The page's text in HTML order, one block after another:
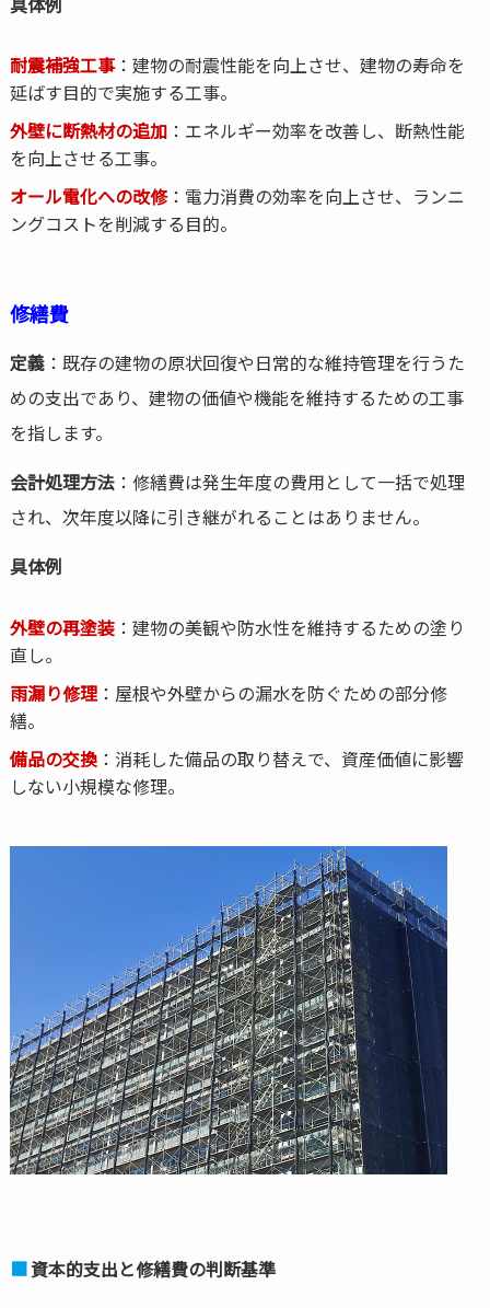
耐震補強工事：建物の耐震性能を向上させ、建物の寿命を
延ばす目的で実施する工事。
外壁に断熱材の追加：エネルギー効率を改善し、断熱性能
を向上させる工事。
オール電化への改修：電力消費の効率を向上させ、ランニ
ングコストを削減する目的。
修繕費
定義：既存の建物の原状回復や日常的な維持管理を行うた
めの支出であり、建物の価値や機能を維持するための工事
を指します。
会計処理方法：修繕費は発生年度の費用として一括で処理
され、次年度以降に引き継がれることはありません。
具体例
外壁の再塗装：建物の美観や防水性を維持するための塗り
直し。
雨漏り修理：屋根や外壁からの漏水を防ぐための部分修
繕。
備品の交換：消耗した備品の取り替えで、資産価値に影響
しない小規模な修理。
資本的支出と修繕費の判断基準